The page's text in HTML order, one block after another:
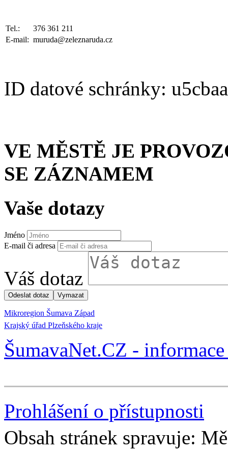
Tel.:
376 361 211
E-mail: muruda@zeleznaruda.cz
ID datové schránky:
VE MĚSTĚ JE
SE ZÁZNAMEM
Vaše dotazy
Jméno
E-mail či adresa
Váš dotaz
Mikroregion Šumava Západ
Krajský úřad Plzeňského kraje
ŠumavaNet.CZ -
Prohlášení o přístupnosti
Obsah stránek spravuje: